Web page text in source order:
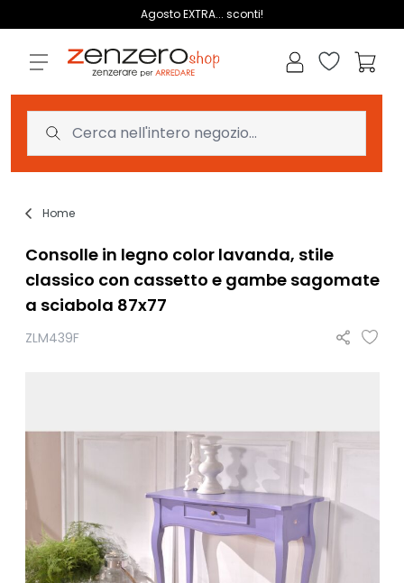
Agosto EXTRA... sconti!
Lista dei
Home
Consolle in legno color lavanda, stile
classico con cassetto e gambe sagomate
a sciabola 87x77
ZLM439F